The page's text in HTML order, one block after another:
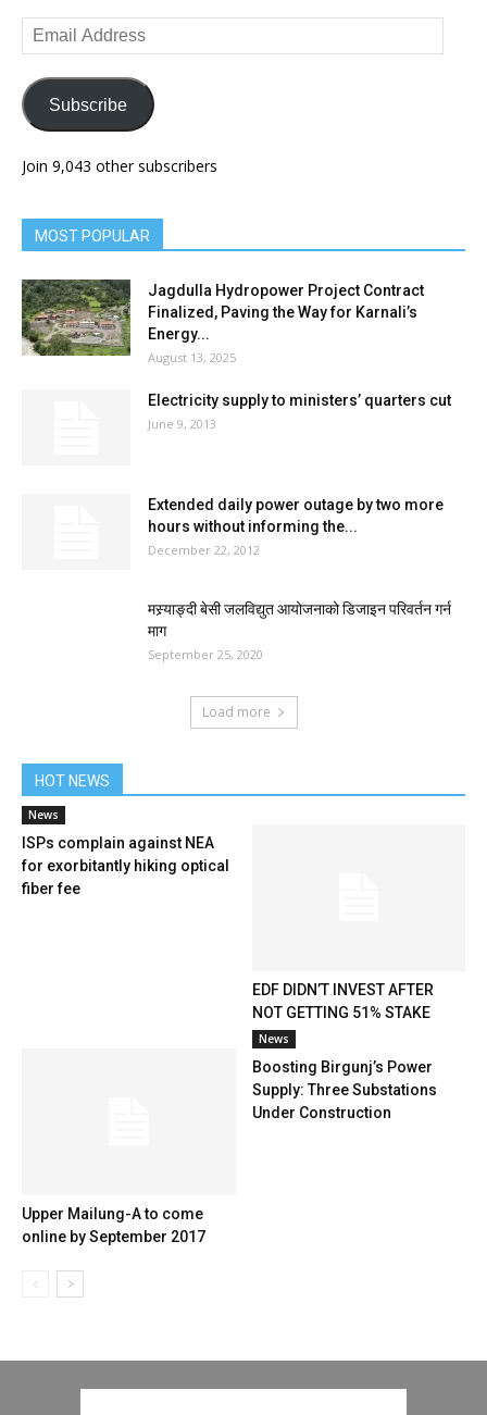
Email
Address
Subscribe
Join 9,043 other subscribers
MOST POPULAR
Jagdulla Hydropower Project Contract
Finalized, Paving the Way for Karnali’s
Energy...
August 13, 2025
Electricity supply to ministers’ quarters cut
June 9, 2013
Extended daily power outage by two more
hours without informing the...
December 22, 2012
मस्र्याङ्दी बेसी जलविद्युत आयोजनाको डिजाइन परिवर्तन गर्न
माग
September 25, 2020
Load more
HOT NEWS
News
ISPs complain against NEA
for exorbitantly hiking optical
fiber fee
EDF DIDN’T INVEST AFTER
NOT GETTING 51% STAKE
Upper Mailung-A to come
online by September 2017
News
Boosting Birgunj’s Power
Supply: Three Substations
Under Construction